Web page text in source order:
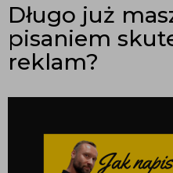
Długo już
pisaniem
reklam?